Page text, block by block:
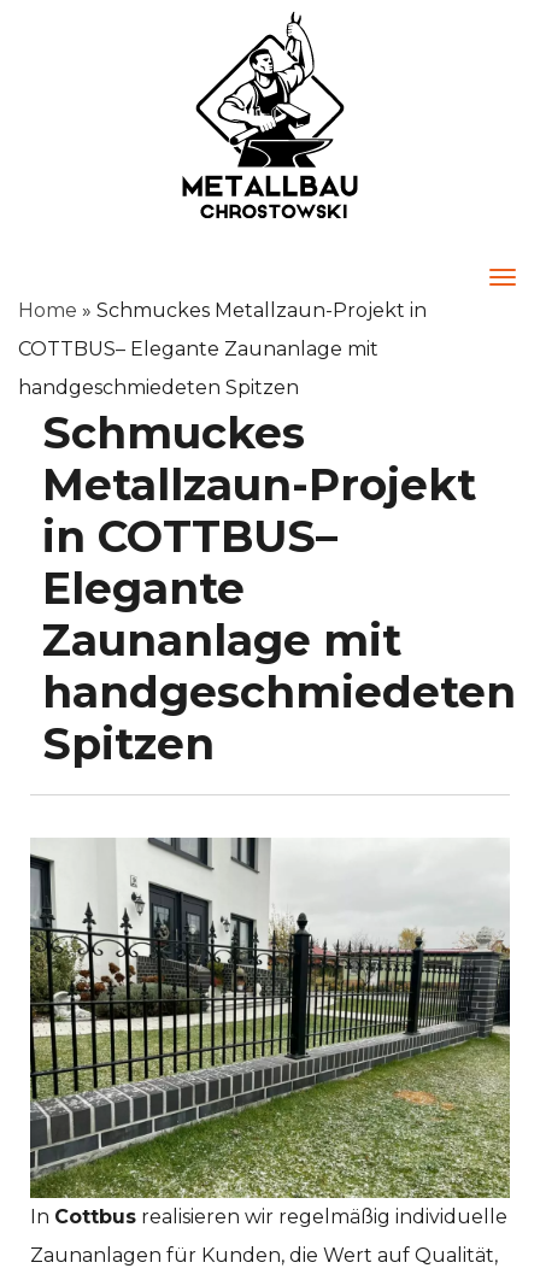
Home » Schmuckes Metallzaun-Projekt in
COTTBUS– Elegante Zaunanlage mit
handgeschmiedeten Spitzen
Schmuckes
Metallzaun-Projekt
in COTTBUS–
Elegante
Zaunanlage mit
handgeschmiedeten
Spitzen
In Cottbus realisieren wir regelmäßig individuelle
Zaunanlagen für Kunden, die Wert auf Qualität,